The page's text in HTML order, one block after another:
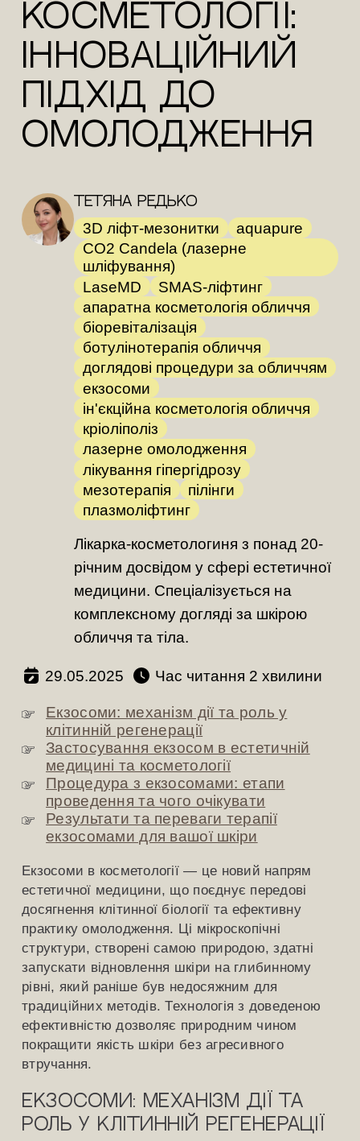
косметології:
інноваційний
підхід до
омолодження
Тетяна Редько
3D ліфт-мезонитки
aquapure
CO2 Candela (лазерне
шліфування)
LaseMD
SMAS-ліфтинг
апаратна косметологія обличчя
біоревіталізація
ботулінотерапія обличчя
доглядові процедури за обличчям
екзосоми
ін'єкційна косметологія обличчя
кріоліполіз
лазерне омолодження
лікування гіпергідрозу
мезотерапія
пілінги
плазмоліфтинг
Лікарка-косметологиня з понад 20-
річним досвідом у сфері естетичної
медицини. Спеціалізується на
комплексному догляді за шкірою
обличчя та тіла.
29.05.2025 Час читання хвилини
Екзосоми: механізм дії та роль у
клітинній регенерації
Застосування екзосом в естетичній
медицині та косметології
Процедура з екзосомами: етапи
проведення та чого очікувати
Результати та переваги терапії
екзосомами для вашої шкіри
Екзосоми в косметології — це новий напрям
естетичної медицини, що поєднує передові
досягнення клітинної біології та ефективну
практику омолодження. Ці мікроскопічні
структури, створені самою природою, здатні
запускати відновлення шкіри на глибинному
рівні, який раніше був недосяжним для
традиційних методів. Технологія з доведеною
ефективністю дозволяє природним чином
покращити якість шкіри без агресивного
втручання.
Екзосоми: механізм дії та
роль у клітинній регенерації